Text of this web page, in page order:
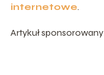
internetowe.
Artykuł sponsorowany